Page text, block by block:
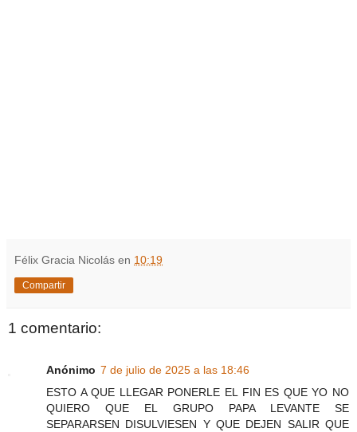
Félix Gracia Nicolás en 10:19
Compartir
1 comentario:
Anónimo 7 de julio de 2025 a las 18:46
ESTO A QUE LLEGAR PONERLE EL FIN ES QUE YO NO
QUIERO QUE EL GRUPO PAPA LEVANTE SE
SEPARARSEN DISULVIESEN Y QUE DEJEN SALIR QUE